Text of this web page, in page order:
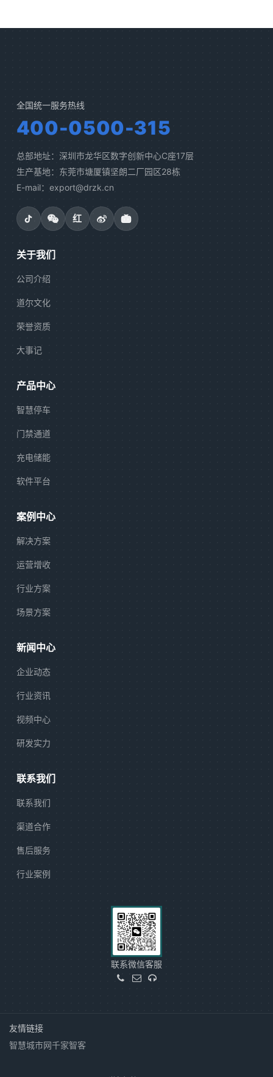
全国统一服务热线
400-0500-315
总部地址：深圳市龙华区数字创新中心C座17层
生产基地：东莞市塘厦镇坚朗二厂园区28栋
E-mail：export@drzk.cn
红
关于我们
公司介绍
道尔文化
荣誉资质
大事记
产品中心
智慧停车
门禁通道
充电储能
软件平台
案例中心
解决方案
运营增收
行业方案
场景方案
新闻中心
企业动态
行业资讯
视频中心
研发实力
联系我们
联系我们
渠道合作
售后服务
行业案例
联系微信客服
友情链接
智慧城市网千家智客